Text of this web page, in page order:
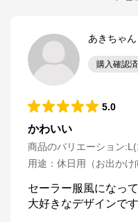
あきちゃん
購入確認
5.0
かわいい
商品のバリエーション:
用途 ： 休日用（お出かけ
セーラー服風になっ
大好きなデザインです